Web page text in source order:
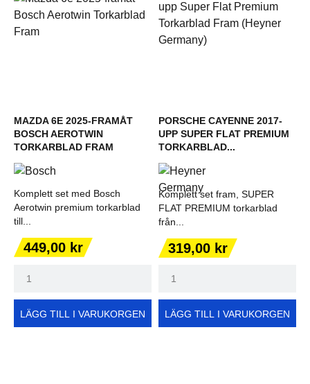
MAZDA 6E 2025-FRAMÅT
BOSCH AEROTWIN
TORKARBLAD FRAM
Komplett set med Bosch
Aerotwin premium torkarblad
till...
Pris
449,00 kr
LÄGG TILL I VARUKORGEN
PORSCHE CAYENNE 2017-
UPP SUPER FLAT PREMIUM
TORKARBLAD...
Komplett set fram, SUPER
FLAT PREMIUM torkarblad
från...
Pris
319,00 kr
LÄGG TILL I VARUKORGEN